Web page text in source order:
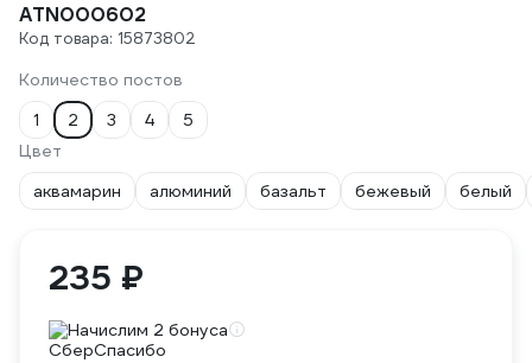
ATN000602
Код товара: 15873802
Количество постов
1
2 3 4
5
Цвет
аквамарин
алюминий базальт бежевый белый
235 ₽
Начислим 2 бонуса